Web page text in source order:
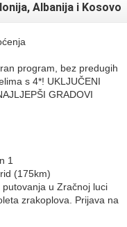
Albanija i Kosovo
program, bez predugih
s 4*! UKLJUČENI
GRADOVI
1
(175km)
u Zračnoj luci
zrakoplova. Prijava na